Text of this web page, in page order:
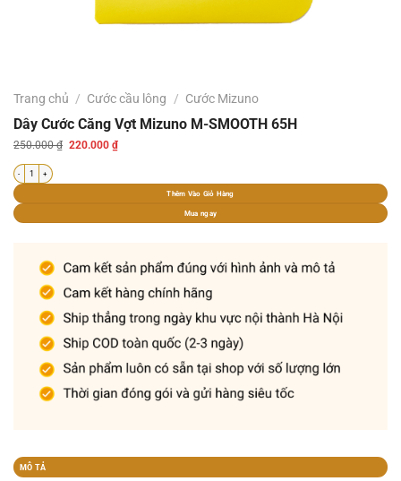
Trang chủ / Cước cầu lông / Cước Mizuno
Dây Cước Căng Vợt Mizuno M-SMOOTH 65H
250.000₫ Giá
220.000 ₫Giá
hiện
220.000 ₫.
Dây Cước Căng Vợt Mizuno M-SMOOTH 65H số lượng
Thêm Vào Giỏ Hàng
Mua ngay
MÔ TẢ